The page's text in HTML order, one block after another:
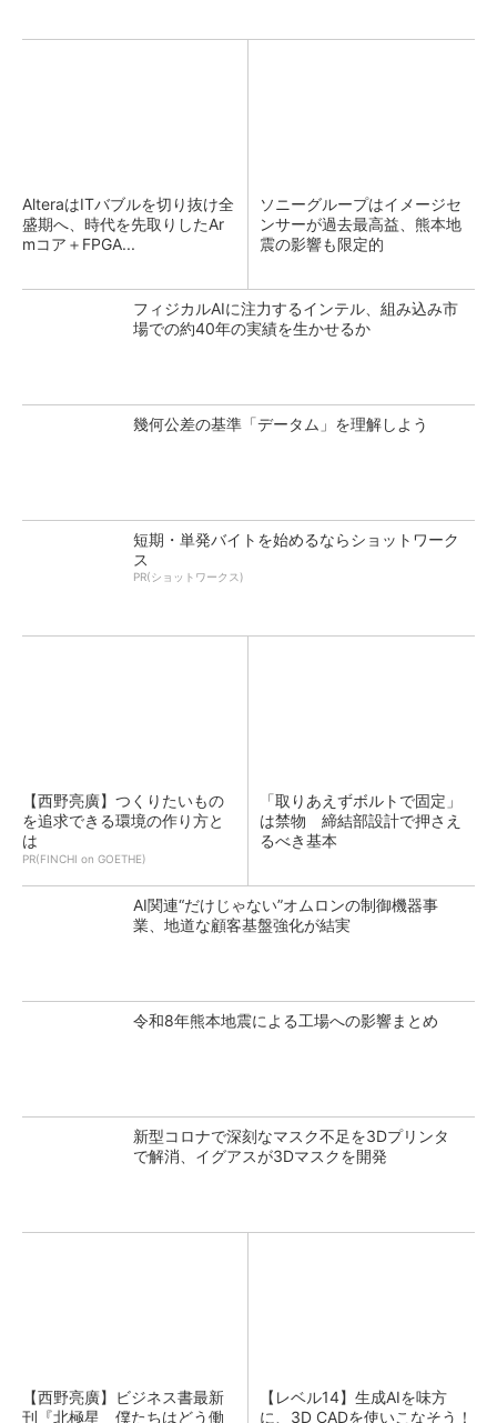
AlteraはITバブルを切り抜け全
盛期へ、時代を先取りしたAr
mコア＋FPGA...
ソニーグループはイメージセ
ンサーが過去最高益、熊本地
震の影響も限定的
フィジカルAIに注力するインテル、組み込み市
場での約40年の実績を生かせるか
幾何公差の基準「データム」を理解しよう
短期・単発バイトを始めるならショットワーク
ス
PR(ショットワークス)
【西野亮廣】つくりたいもの
を追求できる環境の作り方と
は
PR(FINCHI on GOETHE)
「取りあえずボルトで固定」
は禁物 締結部設計で押さえ
るべき基本
AI関連“だけじゃない”オムロンの制御機器事
業、地道な顧客基盤強化が結実
令和8年熊本地震による工場への影響まとめ
新型コロナで深刻なマスク不足を3Dプリンタ
で解消、イグアスが3Dマスクを開発
【西野亮廣】ビジネス書最新
刊『北極星 僕たちはどう働
【レベル14】生成AIを味方
に、3D CADを使いこなそう！